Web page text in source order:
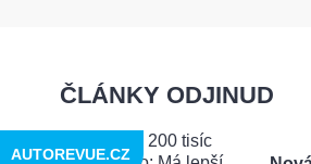
ČLÁNKY ODJINUD
AUTOREVUE.CZ